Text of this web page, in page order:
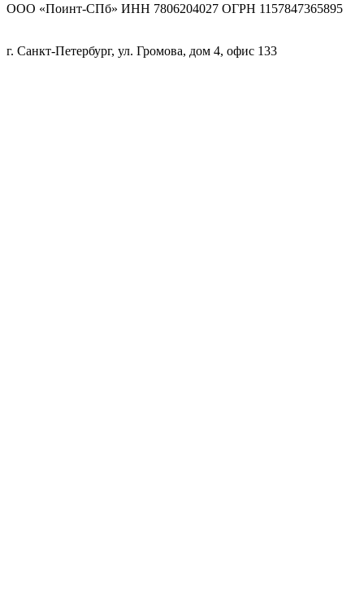
ООО «Поинт-СПб» ИНН 7806204027 ОГРН 1157847365895
г. Санкт-Петербург, ул. Громова, дом 4, офис 133